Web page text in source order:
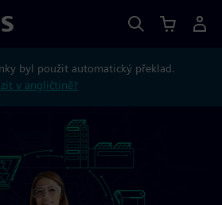
byl použit automatický překlad.
v angličtině?